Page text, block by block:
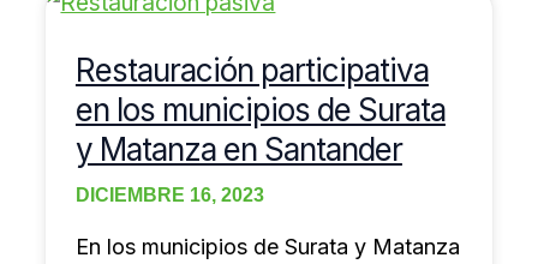
Restauración participativa
en los municipios de Surata
y Matanza en Santander
DICIEMBRE 16, 2023
En los municipios de Surata y Matanza